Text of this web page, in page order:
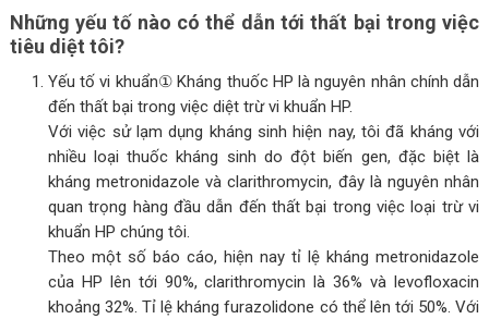
Những yếu tố nào có thể dẫn tới thất bại trong việc
tiêu diệt tôi?
Yếu tố vi khuẩn① Kháng thuốc HP là nguyên nhân chính dẫn
đến thất bại trong việc diệt trừ vi khuẩn HP.
Với việc sử lạm dụng kháng sinh hiện nay, tôi đã kháng với
nhiều loại thuốc kháng sinh do đột biến gen, đặc biệt là
kháng metronidazole và clarithromycin, đây là nguyên nhân
quan trọng hàng đầu dẫn đến thất bại trong việc loại trừ vi
khuẩn HP chúng tôi.
Theo một số báo cáo, hiện nay tỉ lệ kháng metronidazole
của HP lên tới 90%, clarithromycin là 36% và levofloxacin
khoảng 32%. Tỉ lệ kháng furazolidone có thể lên tới 50%. Với